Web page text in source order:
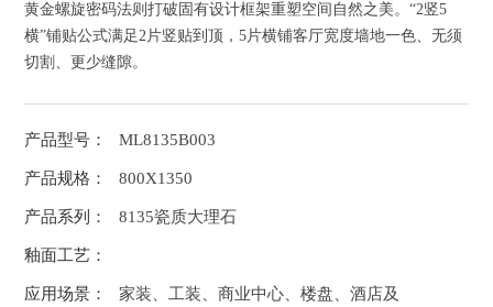
黄金螺旋密码法则打破固有设计框架重塑空间自然之美。“2竖5
横”铺贴公式满足2片竖贴到顶，5片横铺客厅宽度墙地一色、无须
切割、更少缝隙。
产品型号： ML8135B003
产品规格： 800X1350
产品系列： 8135瓷质大理石
釉面工艺：
应用场景： 家装、工装、商业中心、楼盘、酒店及